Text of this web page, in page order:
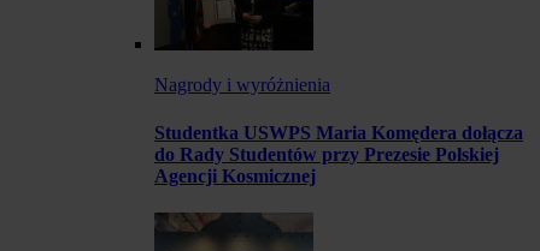
Nagrody i wyróżnienia
Studentka USWPS Maria Komędera dołącza
do Rady Studentów przy Prezesie Polskiej
Agencji Kosmicznej